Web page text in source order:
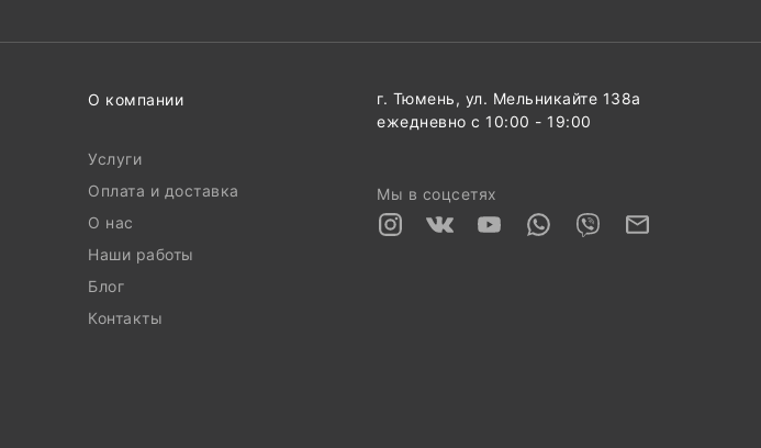
О компании
Услуги
Оплата и доставка
О нас
Наши работы
Блог
Контакты
г. Тюмень, ул. Мельникайте 138а
ежедневно с 10:00 - 19:00
Мы в соцсетях